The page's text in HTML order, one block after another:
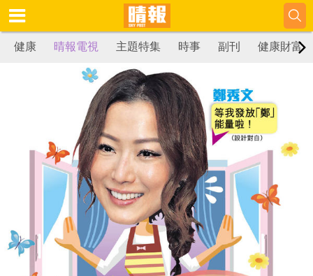
健康 晴報電視 主題特集 時事 副刊 健康財富